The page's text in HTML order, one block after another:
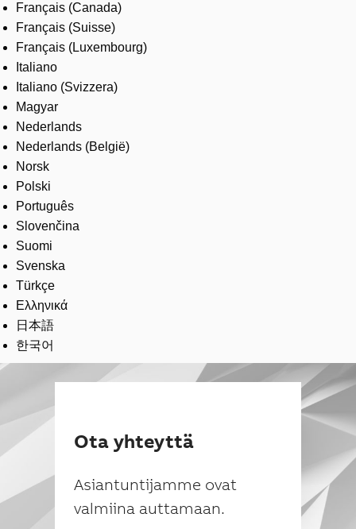
Français (Canada)
Français (Suisse)
Français (Luxembourg)
Italiano
Italiano (Svizzera)
Magyar
Nederlands
Nederlands (België)
Norsk
Polski
Português
Slovenčina
Suomi
Svenska
Türkçe
Ελληνικά
日本語
한국어
Ota yhteyttä
Asiantuntijamme ovat
valmiina auttamaan.